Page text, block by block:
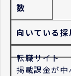
数
向いている
転職サイト
掲載課金が